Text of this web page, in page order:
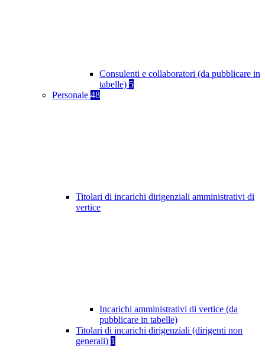
Consulenti e collaboratori (da pubblicare in
tabelle) 5
Personale 48
Titolari di incarichi dirigenziali amministrativi di
vertice
Incarichi amministrativi di vertice (da
pubblicare in tabelle)
Titolari di incarichi dirigenziali (dirigenti non
generali) 1